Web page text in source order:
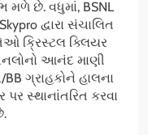
મળે છે. વધુમાં, BSNL
દ્વારા સંચાલિત
ક્રિસ્ટલ ક્લિયર
આનંદ માણી
BB ગ્રાહકોને હાલના
સ્થાનાંતરિત કરવા